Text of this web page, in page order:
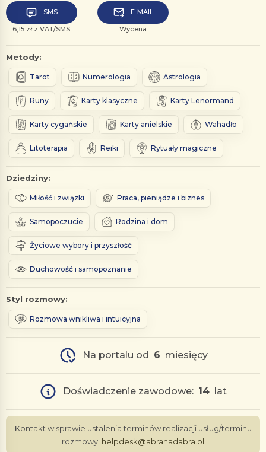
SMS
6,15 zł z VAT/SMS
E-MAIL
Wycena
Metody:
Tarot Numerologia Astrologia
Runy Karty klasyczne Karty Lenormand
Karty cygańskie Karty anielskie Wahadło
Litoterapia Reiki Rytuały magiczne
Dziedziny:
Miłość i związki Praca, pieniądze i biznes
Samopoczucie Rodzina i dom
Życiowe wybory i przyszłość
Duchowość i samopoznanie
Styl rozmowy:
Rozmowa wnikliwa i intuicyjna
Na portalu od 6 miesięcy
Doświadczenie zawodowe: 14 lat
Kontakt w sprawie ustalenia terminów realizacji usług/terminu
rozmowy: helpdesk@abrahadabra.pl